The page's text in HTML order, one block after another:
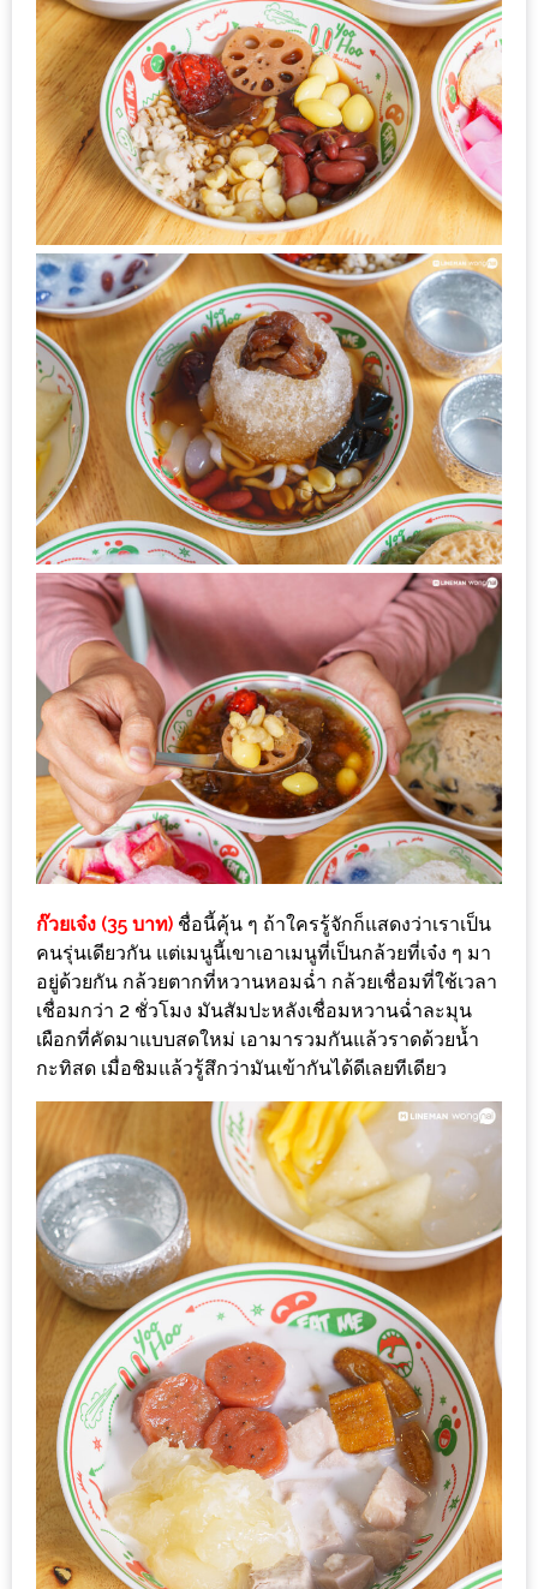
200
บาท
ชี้
เบาะแส
ความ
อร่อย
ตาม
รอย
น้า
อ้วน
ชวน
หิว
ติดต่อ
น้า
อ้วน
ติดต่อ
น้า
อ้วน
น้า
อ้วน
ชวน
คุย
นโยบาย
ความ
เป็น
ส่วน
ตัว
ความ
เป็น
ส่วน
ประกาศ
ผล
ผู้
โชค
กับ
น้า
อ้วน
ครั้ง
ก๊วยเจ๋ง (35 บาท) ชื่อนี้คุ้น ๆ ถ้าใครรู้จักก็แสดงว่าเราเป็น
คนรุ่นเดียวกัน แต่เมนูนี้เขาเอาเมนูที่เป็นกล้วยที่เจ๋ง ๆ มา
อยู่ด้วยกัน กล้วยตากที่หวานหอมฉ่ำ กล้วยเชื่อมที่ใช้เวลา
เชื่อมกว่า 2 ชั่วโมง มันสัมปะหลังเชื่อมหวานฉ่ำละมุน
เผือกที่คัดมาแบบสดใหม่ เอามารวมกันแล้วราดด้วยน้ำ
กะทิสด เมื่อชิมแล้วรู้สึกว่ามันเข้ากันได้ดีเลยทีเดียว